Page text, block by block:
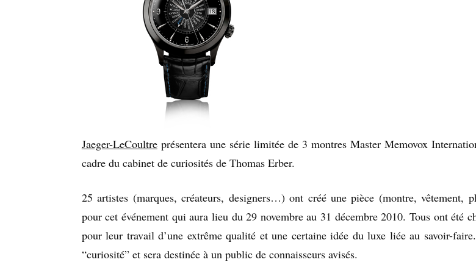
Jaeger-LeCoultreprésentera une série limitée de 3 montres Master Memovox
cadre du cabinet de curiosités de Thomas Erber.
25 artistes (marques, créateurs, designers…) ont créé une pièce (montre, vêtement,
pour cet événement qui aura lieu du 29 novembre au 31 décembre 2010. Tous ont été
pour leur travail d’une extrême qualité et une certaine idée du luxe liée au savoir-
“curiosité” et sera destinée à un public de connaisseurs avisés.